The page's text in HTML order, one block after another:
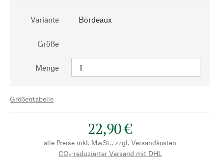
Variante Bordeaux
Größe
Menge
Größentabelle
22,90 €
alle Preise inkl. MwSt., zzgl. Versandkosten
CO₂-reduzierter Versand mit DHL